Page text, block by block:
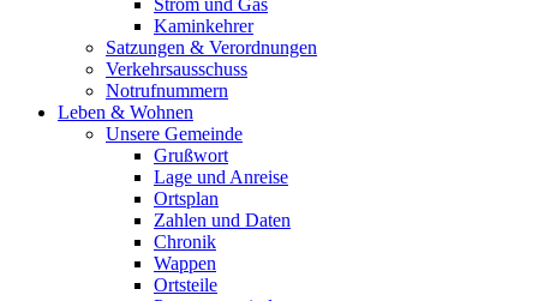
Strom und Gas
Kaminkehrer
Satzungen & Verordnungen
Verkehrsausschuss
Notrufnummern
Leben & Wohnen
Unsere Gemeinde
Grußwort
Lage und Anreise
Ortsplan
Zahlen und Daten
Chronik
Wappen
Ortsteile